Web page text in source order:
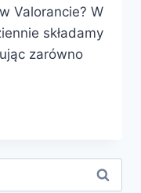
Valorancie? W
składamy
zarówno